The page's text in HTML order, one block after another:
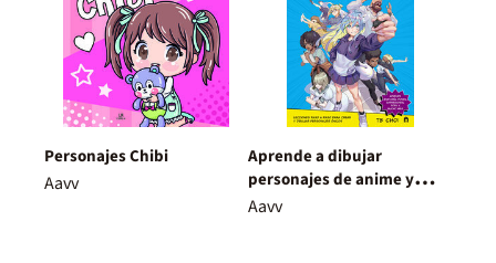
Personajes Chibi
Aavv
Aprende a dibujar
personajes de anime y
manga
Aavv